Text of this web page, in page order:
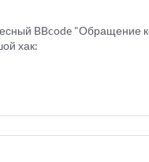
BBcode "Обращение
хак: